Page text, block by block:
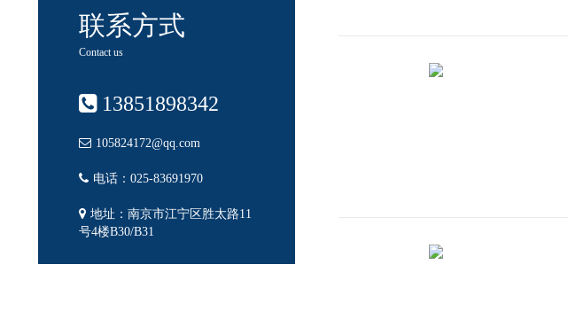
联系方式
Contact us
13851898342
105824172@qq.com
电话：025-83691970
地址：南京市江宁区胜太路11
号4楼B30/B31